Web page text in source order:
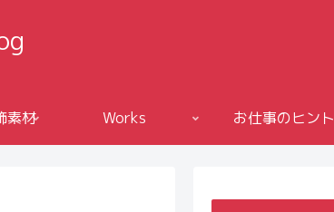
素材 Works お仕事のヒント